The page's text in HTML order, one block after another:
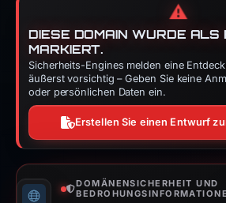
⚠️
DIESE DOMAIN WURDE ALS
MARKIERT.
Sicherheits-Engines melden eine
äußerst vorsichtig – Geben Sie keine
oder persönlichen Daten ein.
Erstellen Sie einen Entwurf
DOMÄNENSICHERHEIT UND